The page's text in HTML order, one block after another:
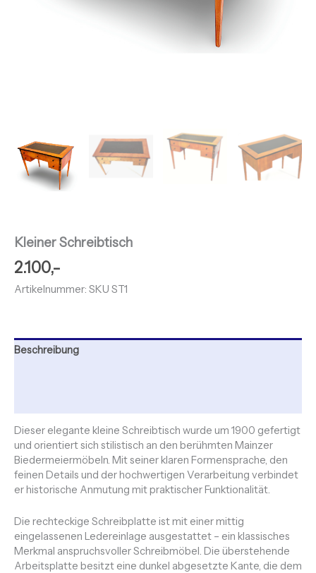
Kleiner Schreibtisch
2.100,-
Artikelnummer: SKU ST1
Beschreibung
Dieser elegante kleine Schreibtisch wurde um 1900 gefertigt
und orientiert sich stilistisch an den berühmten Mainzer
Biedermeiermöbeln. Mit seiner klaren Formensprache, den
feinen Details und der hochwertigen Verarbeitung verbindet
er historische Anmutung mit praktischer Funktionalität.
Die rechteckige Schreibplatte ist mit einer mittig
eingelassenen Ledereinlage ausgestattet – ein klassisches
Merkmal anspruchsvoller Schreibmöbel. Die überstehende
Arbeitsplatte besitzt eine dunkel abgesetzte Kante, die dem